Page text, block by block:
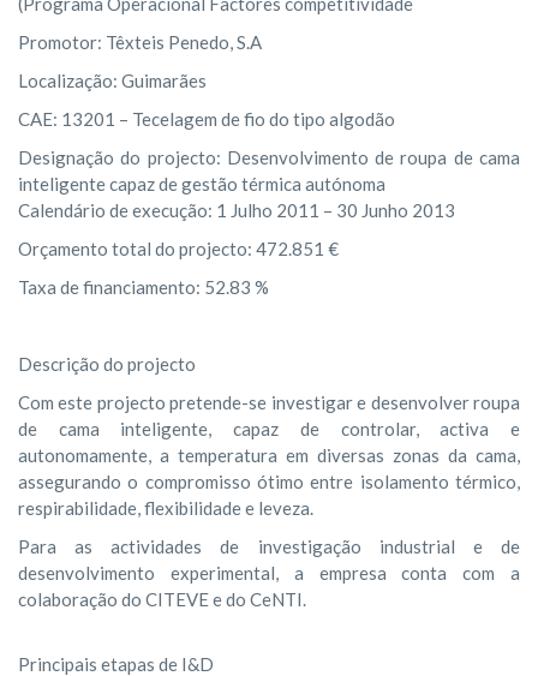
Promotor: Têxteis Penedo, S.A
Localização: Guimarães
CAE: 13201 – Tecelagem de fio do tipo algodão
Designação do projecto: Desenvolvimento de roupa de cama
inteligente capaz de gestão térmica autónoma
Calendário de execução: 1 Julho 2011 – 30 Junho 2013
Orçamento total do projecto: 472.851 €
Taxa de financiamento: 52.83 %
Descrição do projecto
Com este projecto pretende-se investigar e desenvolver roupa
de cama inteligente, capaz de controlar, activa e
autonomamente, a temperatura em diversas zonas da cama,
assegurando o compromisso ótimo entre isolamento térmico,
respirabilidade, flexibilidade e leveza.
Para as actividades de investigação industrial e de
desenvolvimento experimental, a empresa conta com a
colaboração do CITEVE e do CeNTI.
Principais etapas de I&D